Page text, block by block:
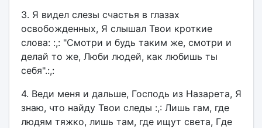
3. Я видел слезы счастья в глазах
освобожденных, Я слышал Твои кроткие
слова: :,: "Смотри и будь таким же, смотри и
делай то же, Люби людей, как любишь ты
себя".:,:
4. Веди меня и дальше, Господь из Назарета, Я
знаю, что найду Твои следы :,: Лишь гам, где
людям тяжко, лишь там, где ищут света, Где